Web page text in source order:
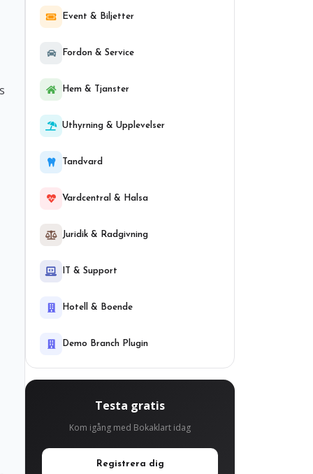
Event & Biljetter
Fordon & Service
Hem & Tjanster
Uthyrning & Upplevelser
Tandvard
Vardcentral & Halsa
Juridik & Radgivning
IT & Support
Hotell & Boende
Demo Branch Plugin
Testa gratis
Kom igång med Bokaklart idag
Registrera dig